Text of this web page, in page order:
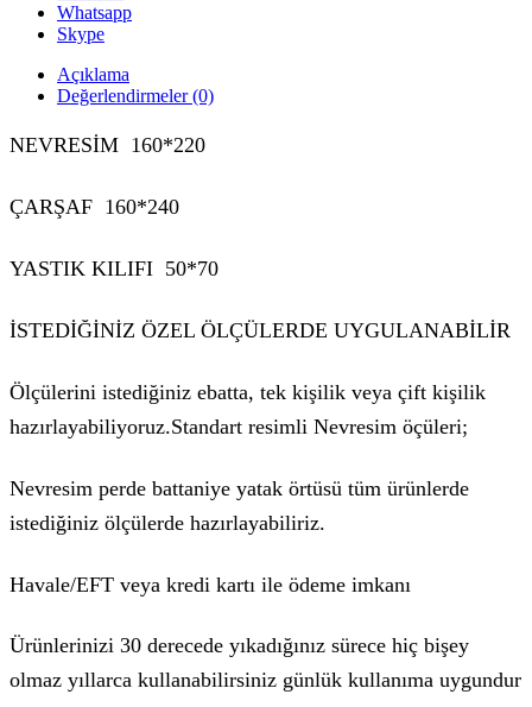
Whatsapp
Skype
Açıklama
Değerlendirmeler (0)
NEVRESİM 160*220
ÇARŞAF 160*240
YASTIK KILIFI 50*70
İSTEDİĞİNİZ ÖZEL ÖLÇÜLERDE UYGULANABİLİR
Ölçülerini istediğiniz ebatta, tek kişilik veya çift kişilik
hazırlayabiliyoruz.Standart resimli Nevresim öçüleri;
Nevresim perde battaniye yatak örtüsü tüm ürünlerde
istediğiniz ölçülerde hazırlayabiliriz.
Havale/EFT veya kredi kartı ile ödeme imkanı
Ürünlerinizi 30 derecede yıkadığınız sürece hiç bişey
olmaz yıllarca kullanabilirsiniz günlük kullanıma uygundur